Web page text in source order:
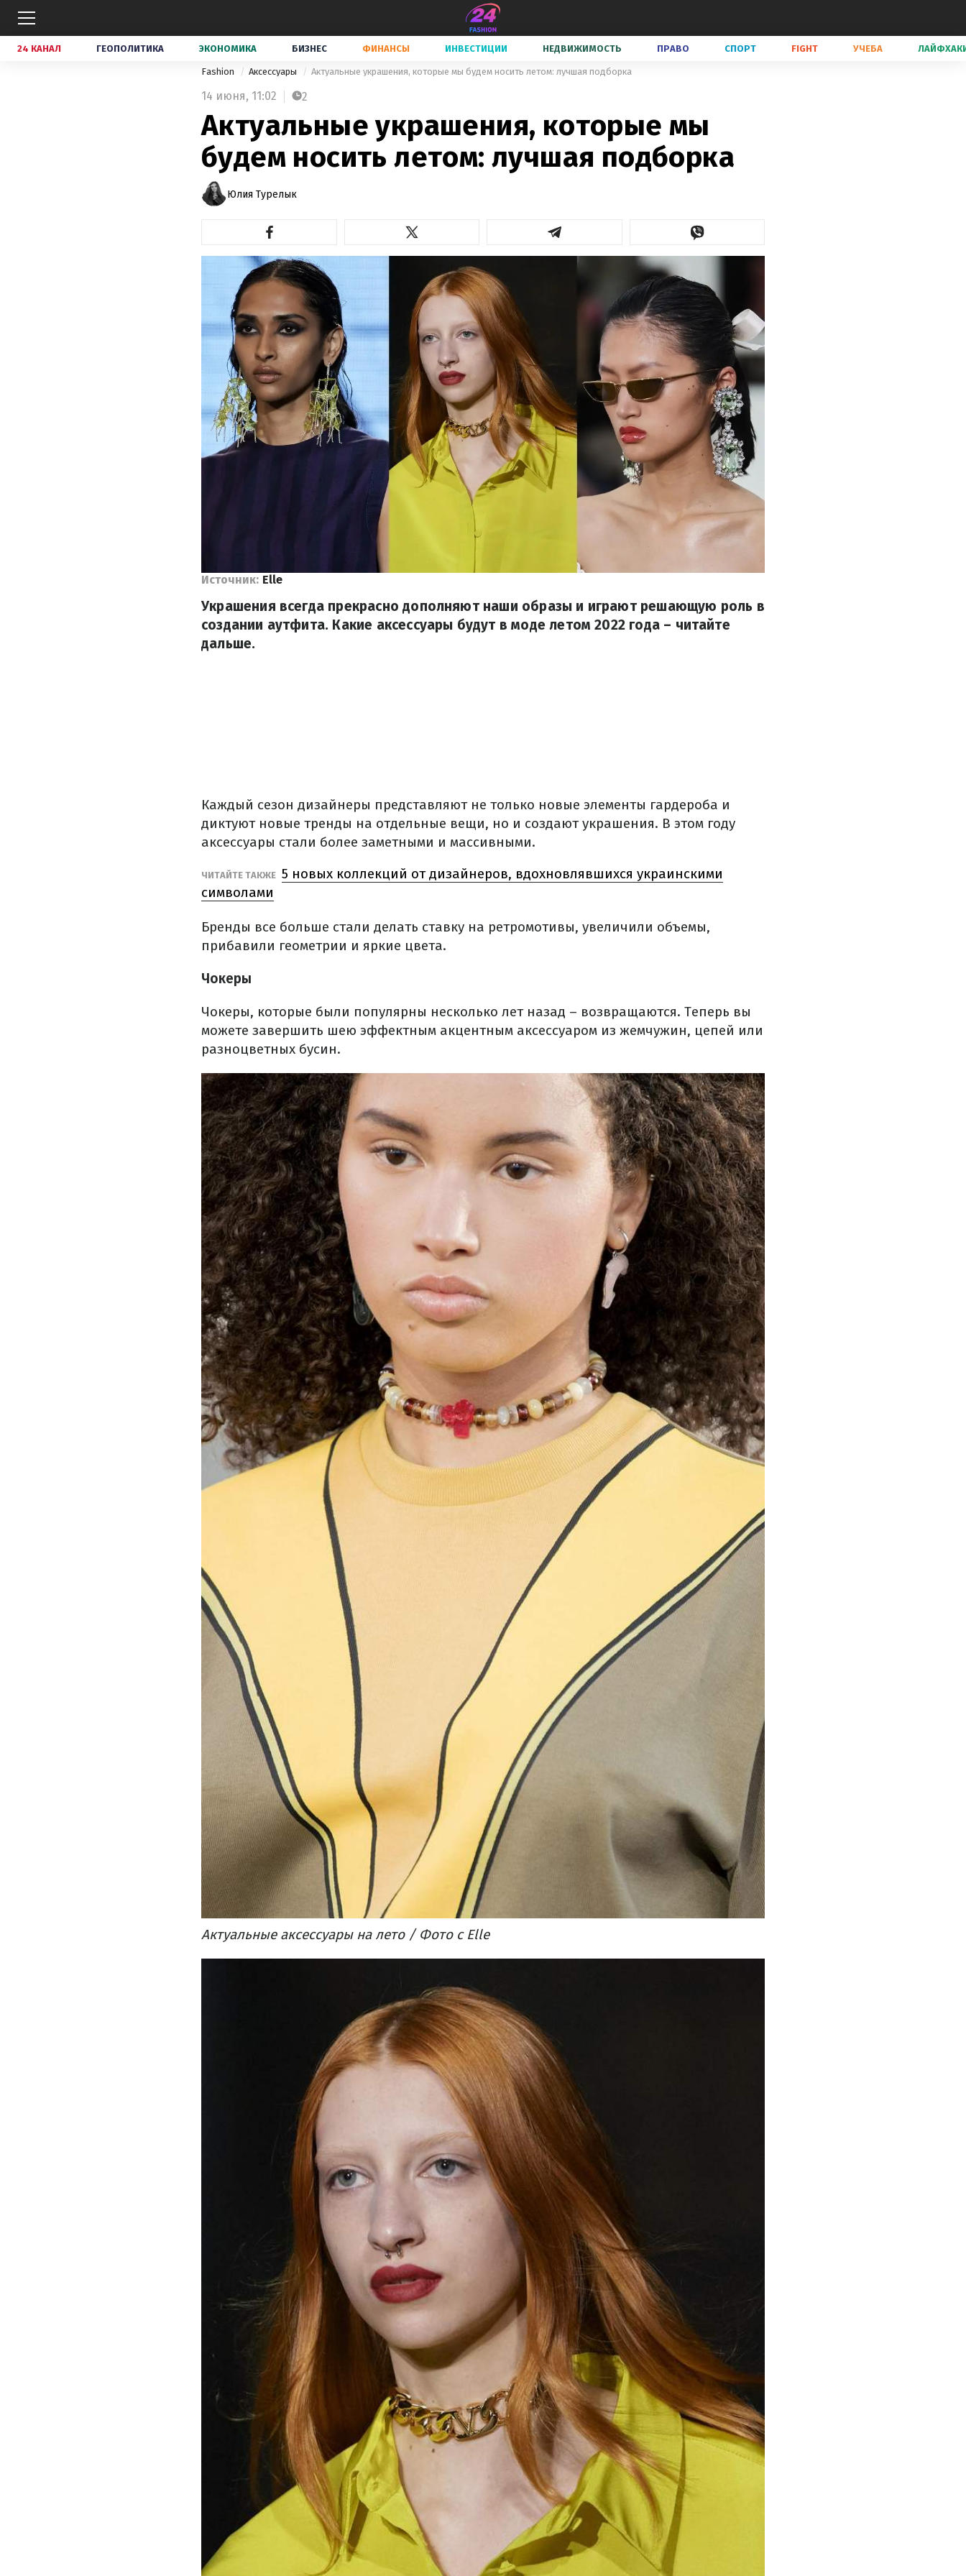
24 КАНАЛ ГЕОПОЛИТИКА ЭКОНОМИКА БИЗНЕС ФИНАНСЫ ИНВЕСТИЦИИ НЕДВИЖИМОСТЬ ПРАВО СПОРТ FIGHT УЧЕБА
Fashion Аксессуары Актуальные украшения, которые мы будем носить летом: лучшая подборка
14 июня, 11:02 2
Актуальные украшения, которые мы
будем носить летом: лучшая подборка
Юлия Турелык
Источник: Elle
Украшения всегда прекрасно дополняют наши образы и играют решающую роль в
создании аутфита. Какие аксессуары будут в моде летом 2022 года – читайте
дальше.
Каждый сезон дизайнеры представляют не только новые элементы гардероба и
диктуют новые тренды на отдельные вещи, но и создают украшения. В этом году
аксессуары стали более заметными и массивными.
ЧИТАЙТЕ ТАКЖЕ 5 новых коллекций от дизайнеров, вдохновлявшихся украинскими
символами
Бренды все больше стали делать ставку на ретромотивы, увеличили объемы,
прибавили геометрии и яркие цвета.
Чокеры
Чокеры, которые были популярны несколько лет назад – возвращаются. Теперь вы
можете завершить шею эффектным акцентным аксессуаром из жемчужин, цепей или
разноцветных бусин.
Актуальные аксессуары на лето / Фото с Elle